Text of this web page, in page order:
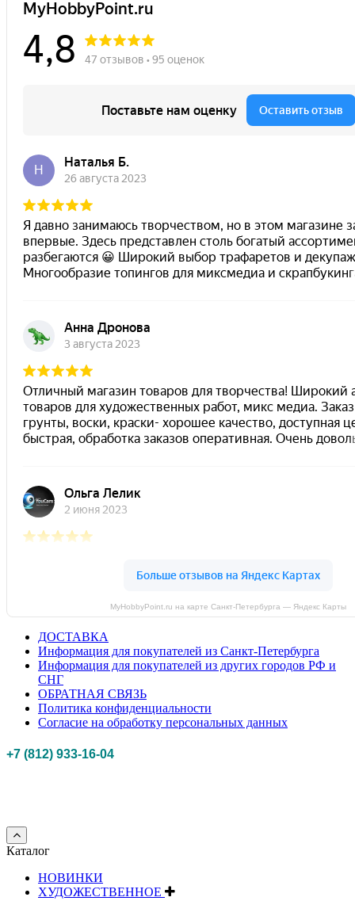
MyHobbyPoint.ru на карте Санкт‑Петербурга — Яндекс Карты
ДОСТАВКА
Информация для покупателей из Санкт-Петербурга
Информация для покупателей из других городов РФ и
СНГ
ОБРАТНАЯ СВЯЗЬ
Политика конфиденциальности
Согласие на обработку персональных данных
+7 (812) 933-16-04
Каталог
НОВИНКИ
ХУДОЖЕСТВЕННОЕ